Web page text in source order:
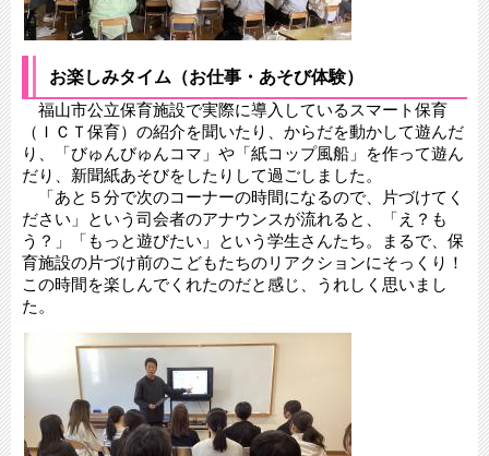
お楽しみタイム（お仕事・あそび体験）
福山市公立保育施設で実際に導入しているスマート保育
（ＩＣＴ保育）の紹介を聞いたり、からだを動かして遊んだ
り、「びゅんびゅんコマ」や「紙コップ風船」を作って遊ん
だり、新聞紙あそびをしたりして過ごしました。
「あと５分で次のコーナーの時間になるので、片づけてく
ださい」という司会者のアナウンスが流れると、「え？も
う？」「もっと遊びたい」という学生さんたち。まるで、保
育施設の片づけ前のこどもたちのリアクションにそっくり！
この時間を楽しんでくれたのだと感じ、うれしく思いまし
た。